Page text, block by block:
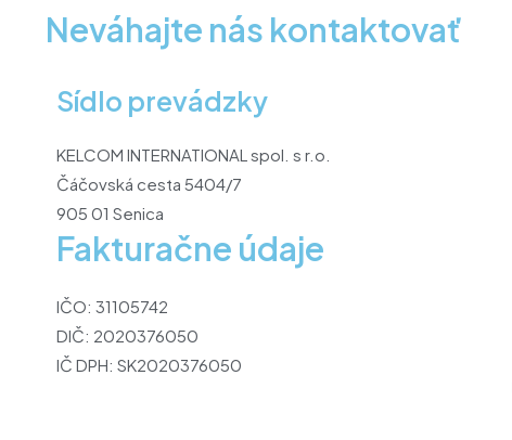
Neváhajte nás kontaktovať
Sídlo prevádzky
KELCOM INTERNATIONAL spol. s r.o.
Čáčovská cesta 5404/7
905 01 Senica
Fakturačne údaje
IČO: 31105742
DIČ: 2020376050
IČ DPH: SK2020376050